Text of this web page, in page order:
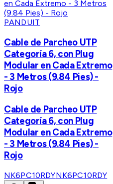
PANDUIT
Cable de Parcheo UTP
Categoría 6, con Plug
Modular en Cada Extremo
- 3 Metros (9.84 Pies) -
Rojo
Cable de Parcheo UTP
Categoría 6, con Plug
Modular en Cada Extremo
- 3 Metros (9.84 Pies) -
Rojo
NK6PC10RDYNK6PC10RDY